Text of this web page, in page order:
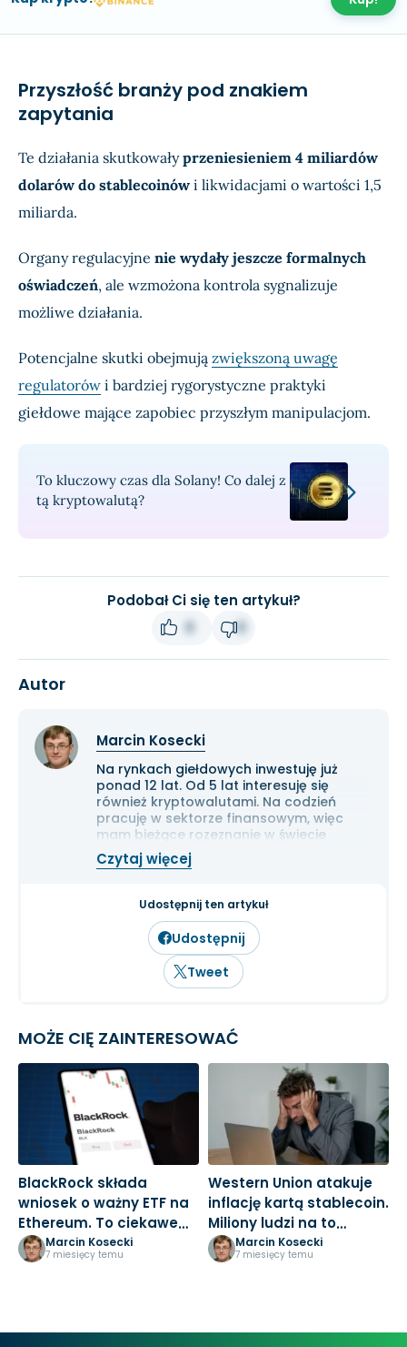
Przyszłość branży pod znakiem
zapytania
Te działania skutkowałyprzeniesieniem 4 miliardów
dolarów do stablecoinów i likwidacjami o wartości 1,5
miliarda.
Organy regulacyjne nie wydały jeszcze formalnych
oświadczeń, ale wzmożona kontrola sygnalizuje
możliwe działania.
Potencjalne skutki obejmują zwiększoną uwagę
regulatorów i bardziej rygorystyczne praktyki
giełdowe mające zapobiec przyszłym manipulacjom.
To kluczowy czas dla Solany! Co dalej z
tą kryptowalutą?
Podobał Ci się ten artykuł?
Autor
Marcin Kosecki
Na rynkach giełdowych inwestuję już
ponad 12 lat. Od 5 lat interesuję się
również kryptowalutami. Na codzień
pracuję w sektorze finansowym, więc
mam bieżące rozeznanie w świecie
gospodarki i ekonomii. Cenię przede
wszystkim solidną analizę
inwestowanie długoterminowe.
Czytaj więcej
Udostępnij ten artykuł
Udostępnij
Tweet
MOŻE CIĘ ZAINTERESOWAĆ
BlackRock składa
wniosek o ważny ETF na
Ethereum. To ciekawe
posunięcie
Marcin Kosecki
7 miesięcy temu
Western Union atakuje
inflację kartą stablecoin.
Miliony ludzi na to
czekałyMarcin Kosecki
7 miesięcy temu